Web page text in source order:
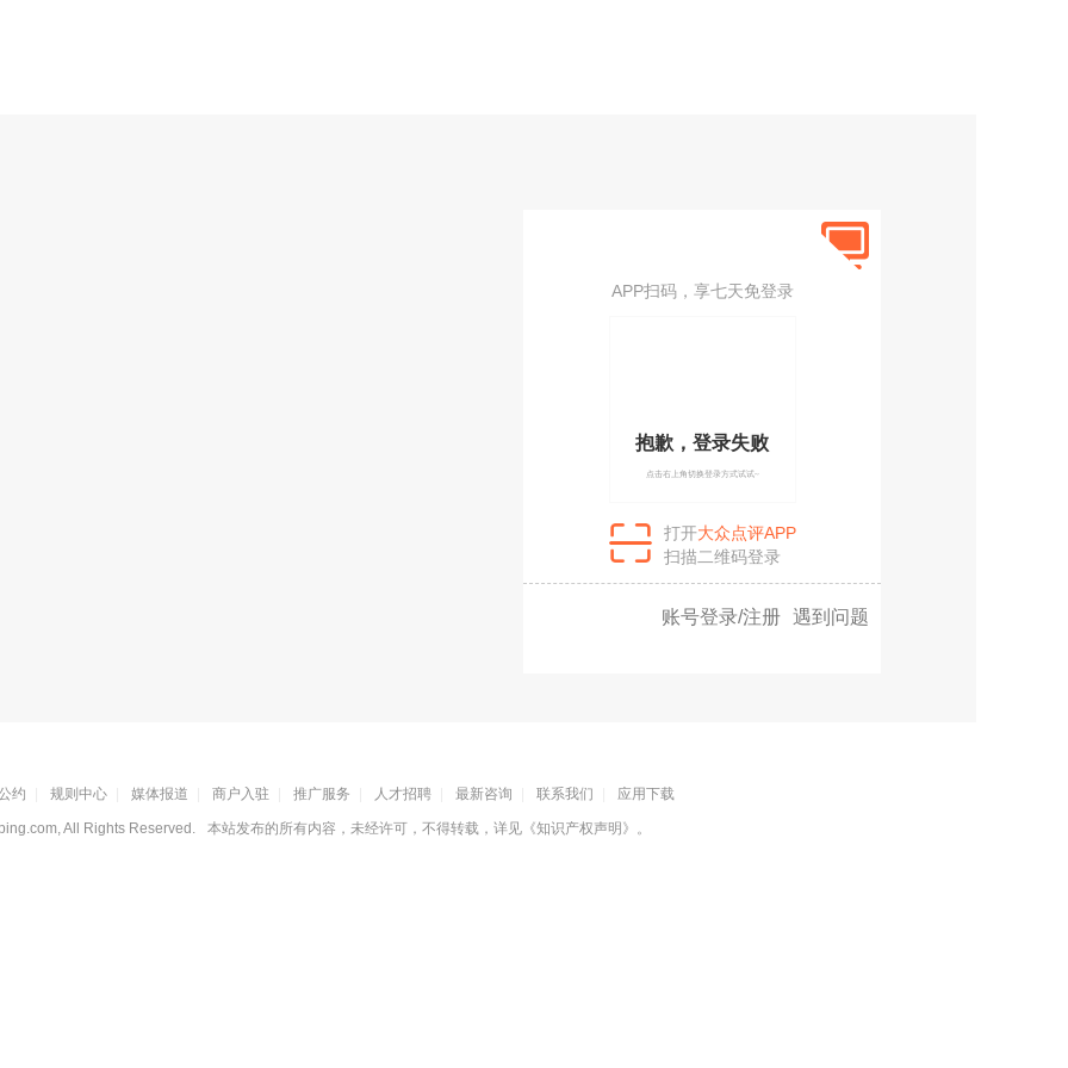
APP扫码，享七天免登录
抱歉，登录失败
点击右上角切换登录方式试试~
打开大众点评APP
扫描二维码登录
账号登录/注册 遇到问题
约 规则中心 媒体报道 商户入驻 推广服务 人才招聘 最新咨询 联系我们 应用下载
All Rights Reserved. 本站发布的所有内容，未经许可，不得转载，详见 《知识产权声明》 。